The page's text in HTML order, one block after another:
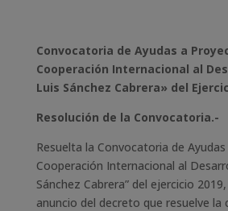
Convocatoria de Ayudas a
Cooperación Internacional al
Luis Sánchez Cabrera» del
Resolución de la Convocatoria.-
Resuelta la Convocatoria de
Cooperación Internacional al
Sánchez Cabrera” del ejercicio
anuncio del decreto que resuelve la